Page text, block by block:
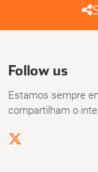
Follow us
Estamos sempre
compartilham o